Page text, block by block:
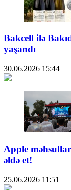
Bakcell ilə
yaşandı
30.06.2026 15:44
Apple
əldə et!
25.06.2026 11:51